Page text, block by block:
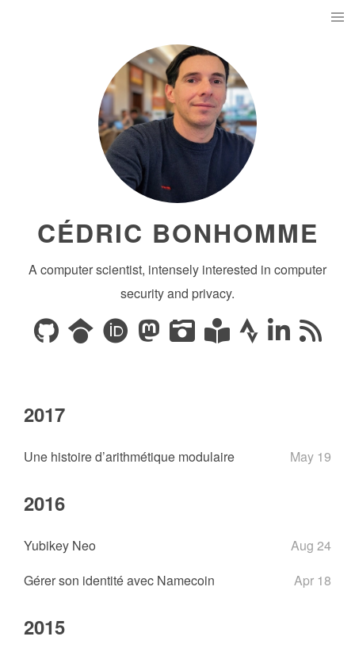
CÉDRIC BONHOMME
A computer scientist, intensely interested in computer
security and privacy.
2017
Une histoire d’arithmétique modulaire May 19
2016
Yubikey Neo
Aug 24
Gérer son identité avec Namecoin
Apr 18
2015